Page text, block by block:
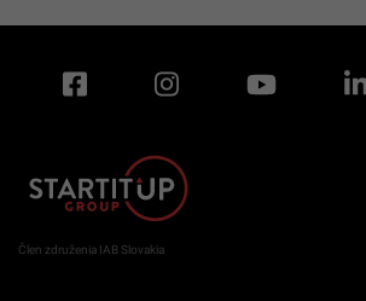
Člen združenia IAB Slovakia